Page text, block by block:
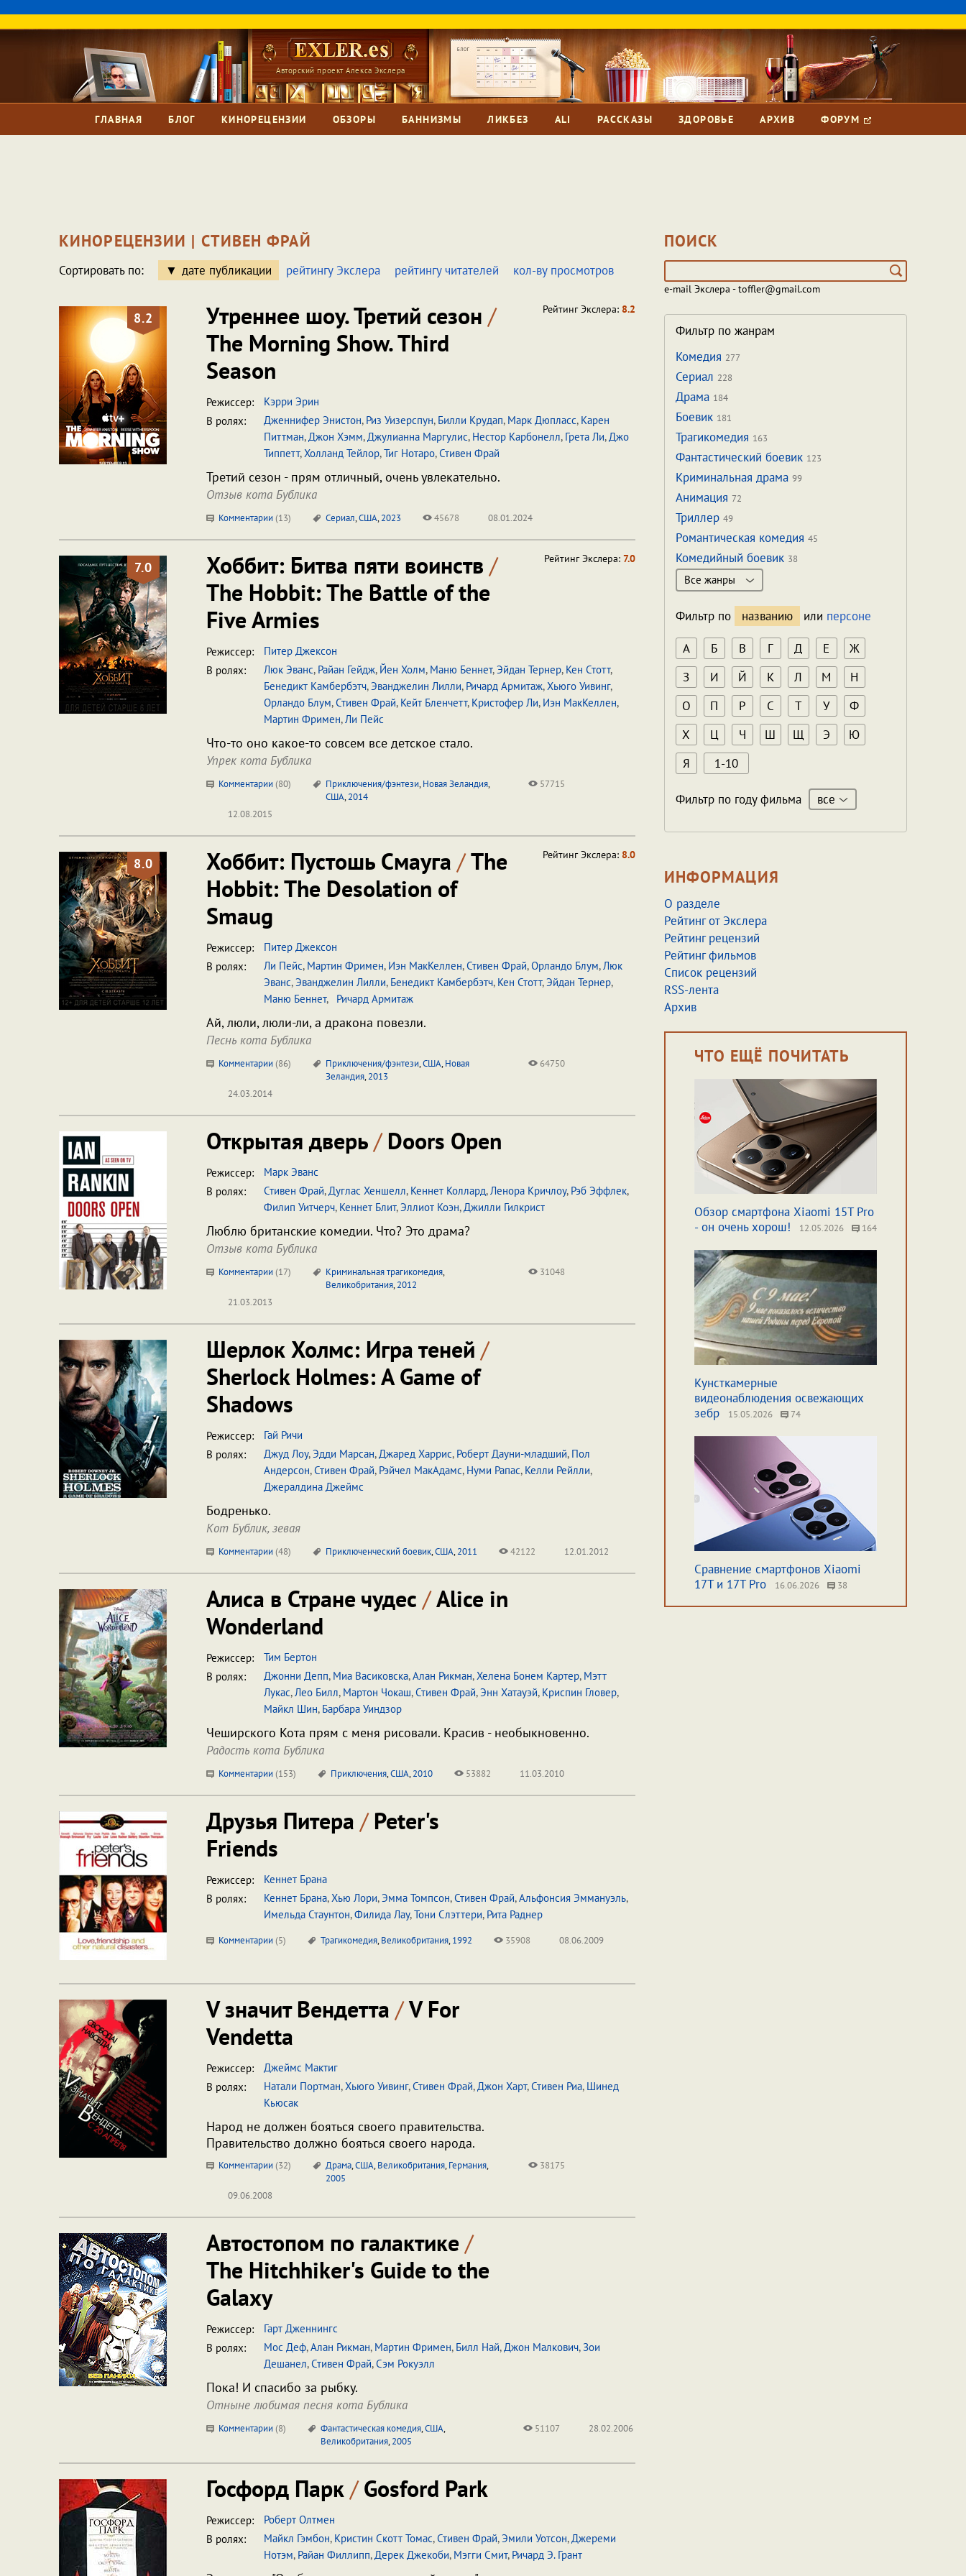
Авторский проект Алекса Экслера
ГЛАВНАЯ БЛОГ КИНОРЕЦЕНЗИИ ОБЗОРЫ БАННИЗМЫ ЛИКБЕЗ ALI РАССКАЗЫ ЗДОРОВЬЕ АРХИВ ФОРУМ
КИНОРЕЦЕНЗИИ | СТИВЕН ФРАЙ
Сортировать по: дате публикации рейтингу Экслера рейтингу читателей кол-ву просмотров
8.2 Утреннее шоу. Третий сезон /
The Morning Show. Third
Season
Рейтинг Экслера: 8.2
Режиссер:
Кэрри Эрин
В ролях:
Дженнифер Энистон, Риз Уизерспун, Билли Крудап, Марк Дюпласс, Карен
Питтман,Джон Хэмм,Джулианна Маргулис, Нестор Карбонелл, Грета Ли,Джо
Типпетт,Холланд Тейлор,Тиг Нотаро,Стивен Фрай
Третий сезон - прям отличный, очень увлекательно.
Отзыв кота Бублика
Комментарии (13) Сериал,США,2023 45678 08.01.2024
7.0 Хоббит: Битва пяти воинств /
The Hobbit: The Battle of the
Five Armies
Рейтинг Экслера: 7.0
Режиссер:
Питер Джексон
В ролях:
Люк Эванс, Райан Гейдж, Йен Холм, Маню Беннет,Эйдан Тернер, Кен Стотт,
Бенедикт Камбербэтч,Эванджелин Лилли, Ричард Армитаж,Хьюго Уивинг,
Орландо Блум,Стивен Фрай, Кейт Бленчетт, Кристофер Ли, Иэн МакКеллен,
Мартин Фримен,Ли Пейс
Что-то оно какое-то совсем все детское стало.
Упрек кота Бублика
Комментарии (80) Приключения/фэнтези,Новая Зеландия,
США,2014
57715
12.08.2015
8.0 Хоббит: Пустошь Смауга /The
Hobbit: The Desolation of
Smaug
Рейтинг Экслера: 8.0
Режиссер:
Питер Джексон
В ролях:
Ли Пейс, Мартин Фримен, Иэн МакКеллен,Стивен Фрай,Орландо Блум,Люк
Эванс,Эванджелин Лилли, Бенедикт Камбербэтч, Кен Стотт,Эйдан Тернер,
Маню Беннет, Ричард Армитаж
Ай, люли, люли-ли, а дракона повезли.
Песнь кота Бублика
Комментарии (86) Приключения/фэнтези,США,Новая
Зеландия,2013
64750
24.03.2014
Открытая дверь/Doors Open
Режиссер:
Марк Эванс
В ролях:
Стивен Фрай,Дуглас Хеншелл, Кеннет Коллард,Ленора Кричлоу, Рэб Эффлек,
Филип Уитчерч, Кеннет Блит,Эллиот Коэн,Джилли Гилкрист
Люблю британские комедии. Что? Это драма?
Отзыв кота Бублика
Комментарии (17) Криминальная трагикомедия,
Великобритания,2012
31048
21.03.2013
Шерлок Холмс: Игра теней /
Sherlock Holmes: A Game of
Shadows
Режиссер:
Гай Ричи
В ролях:
Джуд Лоу,Эдди Марсан,Джаред Харрис, Роберт Дауни-младший, Пол
Андерсон,Стивен Фрай, Рэйчел МакАдамс, Нуми Рапас, Келли Рейлли,
Джералдина Джеймс
Бодренько.
Кот Бублик, зевая
Комментарии (48) Приключенческий боевик,США,2011 42122 12.01.2012
Алиса в Стране чудес /Alice in
Wonderland
Режиссер:
Тим Бертон
В ролях:
Джонни Депп, Миа Васиковска,Алан Рикман,Хелена Бонем Картер, Мэтт
Лукас,Лео Билл, Мартон Чокаш,Стивен Фрай,Энн Хатауэй, Криспин Гловер,
Майкл Шин, Барбара Уиндзор
Чеширского Кота прям с меня рисовали. Красив - необыкновенно.
Радость кота Бублика
Комментарии (153) Приключения,США,2010 53882 11.03.2010
Друзья Питера /Peter's
Friends
Режиссер:
Кеннет Брана
В ролях:
Кеннет Брана,Хью Лори,Эмма Томпсон,Стивен Фрай,Альфонсия Эммануэль,
Имельда Стаунтон,Филида Лау,Тони Слэттери, Рита Раднер
Комментарии (5) Трагикомедия,Великобритания,1992 35908 08.06.2009
V значит Вендетта /V For
Vendetta
Режиссер:
Джеймс Мактиг
В ролях:
Натали Портман,Хьюго Уивинг,Стивен Фрай,Джон Харт,Стивен Риа, Шинед
Кьюсак
Народ не должен бояться своего правительства.
Правительство должно бояться своего народа.
Комментарии (32) Драма,США,Великобритания,Германия,
2005
38175
09.06.2008
Автостопом по галактике/
The Hitchhiker's Guide to the
Galaxy
Режиссер:
Гарт Дженнингс
В ролях:
Мос Деф,Алан Рикман, Мартин Фримен, Билл Най,Джон Малкович,Зои
Дешанел,Стивен Фрай,Сэм Рокуэлл
Пока! И спасибо за рыбку.
Отныне любимая песня кота Бублика
Комментарии (8) Фантастическая комедия,США,
Великобритания,2005
51107 28.02.2006
Госфорд Парк/Gosford Park
Режиссер:
Роберт Олтмен
В ролях:
Майкл Гэмбон, Кристин Скотт Томас,Стивен Фрай,Эмили Уотсон,Джереми
Нотэм, Райан Филлипп,Дерек Джекоби, Мэгги Смит, Ричард Э. Грант
ПОИСК
e-mail Экслера - toffler@gmail.com
Фильтр по жанрам
Комедия 277
Сериал 228
Драма 184
Боевик 181
Трагикомедия 163
Фантастический боевик 123
Криминальная драма 99
Анимация 72
Триллер 49
Романтическая комедия 45
Комедийный боевик 38
Все жанры
Фильтр по названию или персоне
А Б В Г Д Е
Ж
З
И Й К Л М
Н
О
П Р С Т У
Ф
Х
Ц Ч Ш Щ Э
Ю
Я
1-10
Фильтр по году фильма все
ИНФОРМАЦИЯ
О разделе
Рейтинг от Экслера
Рейтинг рецензий
Рейтинг фильмов
Список рецензий
RSS-лента
Архив
ЧТО ЕЩЁ ПОЧИТАТЬ
Обзор смартфона Xiaomi 15T Pro
- он очень хорош!
12.05.2026 164
Кунсткамерные
видеонаблюдения освежающих
зебр
15.05.2026 74
Сравнение смартфонов Xiaomi
17T и 17T Pro
16.06.2026 38